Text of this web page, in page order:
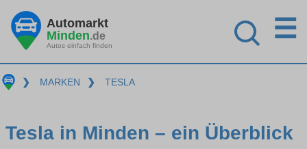
Automarkt
Minden.de
Autos einfach finden
☰
❯ MARKEN ❯ TESLA
Tesla in Minden – ein Überblick